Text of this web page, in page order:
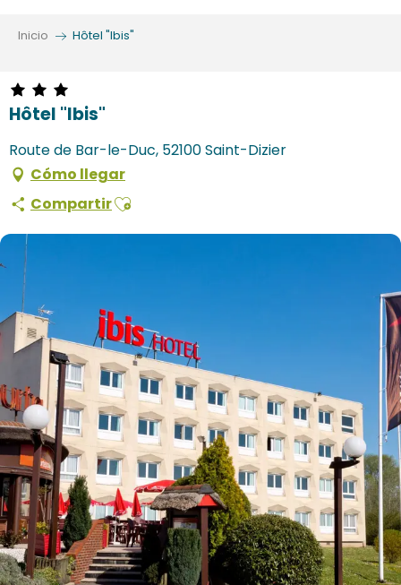
Inicio Hôtel "Ibis"
Hôtel "Ibis"
Route de Bar-le-Duc, 52100 Saint-Dizier
Cómo llegar
CompartirAjouter aux favoris